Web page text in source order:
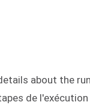
about the
de